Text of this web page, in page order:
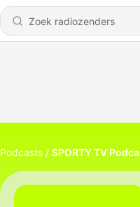
Podcasts SPORTY TV